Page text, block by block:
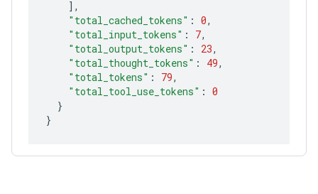
]
"total_cached_tokens" : 0
"total_input_tokens" : 7
"total_output_tokens" : 23
"total_thought_tokens" : 49
"total_tokens" : 79
"total_tool_use_tokens" : 0
}
}